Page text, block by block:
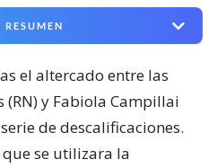
RESUMEN
el altercado entre las
(RN) y Fabiola Campillai
de descalificaciones.
se utilizara la